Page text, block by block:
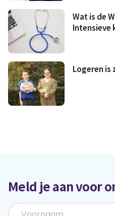
Wat is de
Intensieve
Logeren is
Meld je aan voor